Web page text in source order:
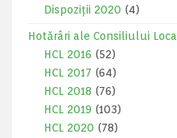
Dispoziții 2020 (4)
Hotărâri ale Consiliului Local
HCL 2016 (52)
HCL 2017 (64)
HCL 2018 (76)
HCL 2019 (103)
HCL 2020 (78)